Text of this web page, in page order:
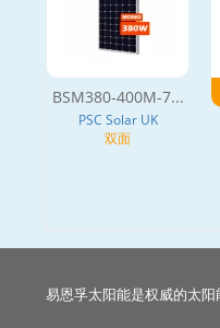
BSM380-400M-7...
PSC Solar UK
双面
易恩孚太阳能是权威的太阳